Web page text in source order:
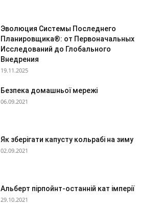
Эволюция Системы Последнего
Планировщика®: от Первоначальных
Исследований до Глобального
Внедрения
19.11.2025
Безпека домашньої мережі
06.09.2021
Як зберігати капусту кольрабі на зиму
02.09.2021
Альберт пірпойнт-останній кат імперії
29.10.2021